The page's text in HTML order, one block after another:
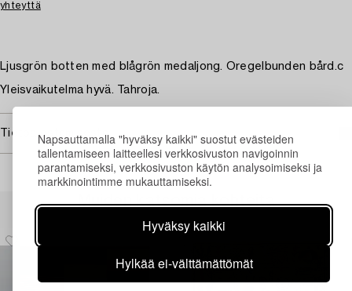
Napsauttamalla "hyväksy kaikki" suostut evästeiden
tallentamiseen laitteellesi verkkosivuston navigoinnin
parantamiseksi, verkkosivuston käytön analysoimiseksi ja
markkinointimme mukauttamiseksi.
Hyväksy kaikki
Hylkää ei-välttämättömät
yhteyttä
Ljusgrön botten med blågrön medaljong. Oregelbunden bård.c
Yleisvaikutelma hyvä. Tahroja.
Tietoa ostamisesta
Muiden katsomia kohteita